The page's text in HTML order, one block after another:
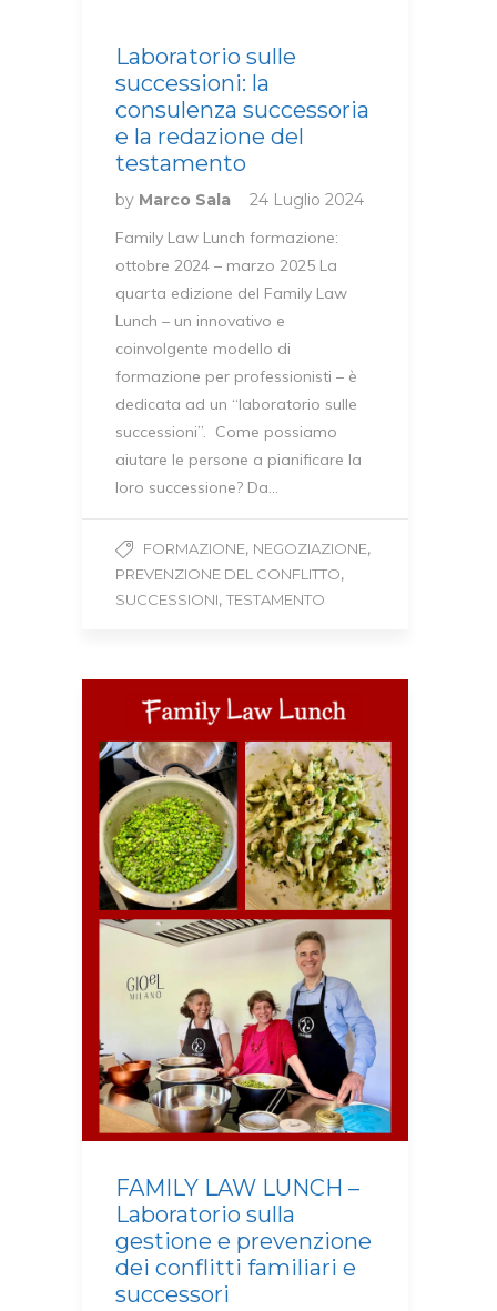
Laboratorio sulle
successioni: la
consulenza successoria
e la redazione del
testamento
by Marco Sala
24 Luglio 2024
Family Law Lunch formazione:
ottobre 2024 – marzo 2025 La
quarta edizione del Family Law
Lunch – un innovativo e
coinvolgente modello di
formazione per professionisti – è
dedicata ad un “laboratorio sulle
successioni”. Come possiamo
aiutare le persone a pianificare la
loro successione? Da…
FORMAZIONE, NEGOZIAZIONE,
PREVENZIONE DEL CONFLITTO,
SUCCESSIONI, TESTAMENTO
FAMILY LAW LUNCH –
Laboratorio sulla
gestione e prevenzione
dei conflitti familiari e
successori